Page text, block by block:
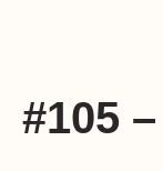
#105